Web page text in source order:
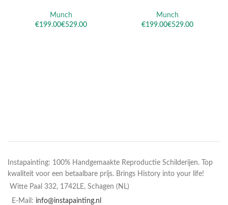
Munch
€
€
Munch
€
€
Instapainting: 100% Handgemaakte Reproductie Schilderijen. Top
kwaliteit voor een betaalbare prijs. Brings History into your life!
Witte Paal 332, 1742LE, Schagen (NL)
E-Mail: info@instapainting.nl